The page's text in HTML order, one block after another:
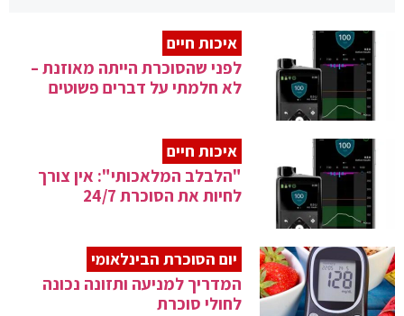
איכות חיים
לפני שהסוכרת הייתה מאוזנת –
לא חלמתי על דברים פשוטים
איכות חיים
"הלבלב המלאכותי": אין צורך
לחיות את הסוכרת 24/7
יום הסוכרת הבינלאומי
המדריך למניעה ותזונה נכונה
לחולי סוכרת